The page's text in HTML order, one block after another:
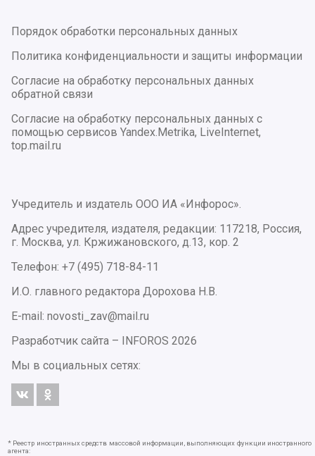
Порядок обработки персональных данных
Политика конфиденциальности и защиты информации
Согласие на обработку персональных данных
обратной связи
Согласие на обработку персональных данных с
помощью сервисов Yandex.Metrika, LiveInternet,
top.mail.ru
Учредитель и издатель ООО ИА «Инфорос».
Адрес учредителя, издателя, редакции: 117218, Россия,
г. Москва, ул. Кржижановского, д.13, кор. 2
Телефон: +7 (495) 718-84-11
И.О. главного редактора Дорохова Н.В.
E-mail: novosti_zav@mail.ru
Разработчик сайта –
INFOROS 2026
Мы в социальных сетях:
* Реестр иностранных средств массовой информации, выполняющих функции иностранного
агента: